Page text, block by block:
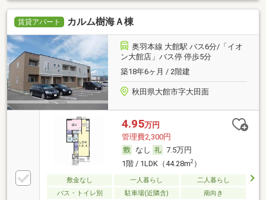
賃貸アパート カルム樹海Ａ棟
奥羽本線 大館駅 バス6分/「イオ
ン大館店」バス停 停歩5分
築18年6ヶ月 / 2階建
秋田県大館市字大田面
4.95万円
管理費2,300円
なし
7.5万円
1階 / 1LDK（44.28m2）
敷金なし 一人暮らし
二人暮らし
バス・トイレ別
駐車場(近隣含) 南向き